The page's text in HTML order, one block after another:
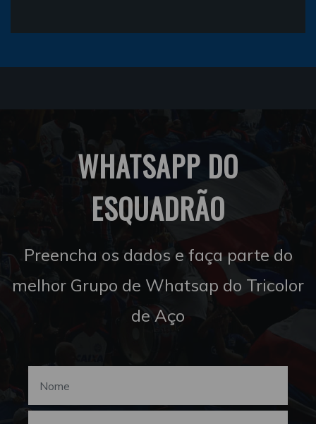
WHATSAPP DO
ESQUADRÃO
Preencha os dados e faça parte do
melhor Grupo de Whatsap do Tricolor
de Aço